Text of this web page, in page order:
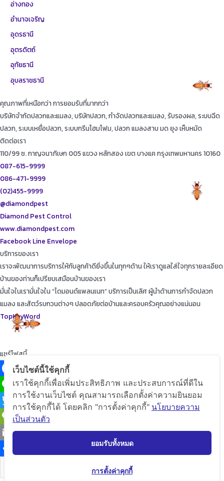
อ่างทอง
อำนาจเจริญ
อุดรธานี
อุตรดิตถ์
อุทัยธานี
อุบลราชธานี
คุณภาพที่เหนือกว่า การยอมรับที่มากกว่า
บริษัทจำกัดปลวกและแมลง, บริษัทปลวก, กำจัดปลวกและแมลง, รับรองผล, ระบบฉีด
ปลวก, ระบบเหยื่อปลวก, ระบบกรีนโฮมโฟม, ปลวก แมลงสาบ มด ยุง เห็บหมัด
ติดต่อเรา
110/99 ซ. กาญจนาภิเษก 005 แขวง หลักสอง เขต บางแค กรุงเทพมหานคร 10160
087-615-9999
086-471-9999
(02)455-9999
@diamondpest
Diamond Pest Control
www.diamondpest.com
Facebook Line Envelope
บริการของเรา
เราจะพัฒนาการบริการให้กับลูกค้าดียิ่งขึ้นในทุกๆด้าน ให้เราดูแลใส่ใจทุกรายละเอียด
บ้านของท่านก็เปรียบเสมือนบ้านของเรา
มั่นใจในเรามั่นใจใน “ไดมอนด์แพลนเนท” บริการเป็นเลิศ ผู้นำด้านการกำจัดปลวก
แมลง และสัตว์รบกวนต่างๆ ปลอดภัยต่อบ้านและครอบครัวคุณอย่างแน่นอน
TopKeyWord
แชร์โฟสนี้
Facebook
Line
Twitter
WeChat
Email
เว็บไซต์นี้ใช้คุกกี้
เราใช้คุกกี้เพื่อเพิ่มประสิทธิภาพ และประสบการณ์ที่ดีใน
การใช้งานเว็บไซต์ คุณสามารถเลือกตั้งค่าความยินยอม
การใช้คุกกี้ได้ โดยคลิก "การตั้งค่าคุกกี้" นโยบายความ
เป็นส่วนตัว
ยอมรับทั้งหมด
การตั้งค่าคุกกี้